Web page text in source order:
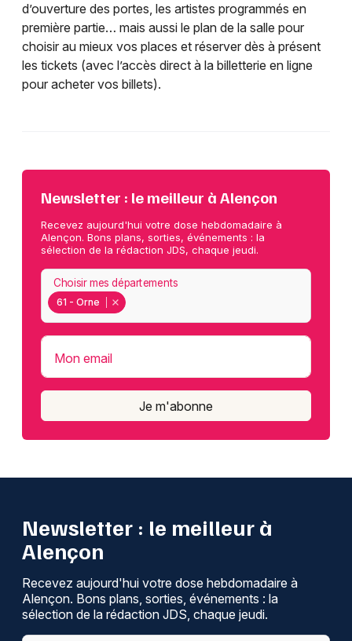
d’ouverture des portes, les artistes programmés en
première partie… mais aussi le plan de la salle pour
choisir au mieux vos places et réserver dès à présent
les tickets (avec l’accès direct à la billetterie en ligne
pour acheter vos billets).
Newsletter : le meilleur à Alençon
Recevez aujourd'hui votre dose hebdomadaire à
Alençon. Bons plans, sorties, événements : la
sélection de la rédaction JDS, chaque jeudi.
61 - Orne
Choisir mes départements
Mon email
Je m'abonne
Newsletter : le meilleur à
Alençon
Recevez aujourd'hui votre dose hebdomadaire à
Alençon. Bons plans, sorties, événements : la
sélection de la rédaction JDS, chaque jeudi.